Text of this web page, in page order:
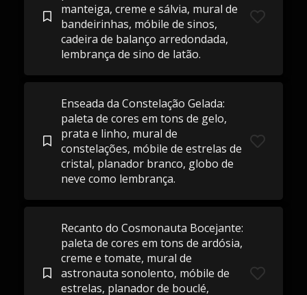
manteiga, creme e sálvia, mural de
bandeirinhas, móbile de sinos,
cadeira de balanço arredondada,
lembrança de sino de latão.
Enseada da Constelação Gelada:
paleta de cores em tons de gelo,
prata e linho, mural de
constelações, móbile de estrelas de
cristal, planador branco, globo de
neve como lembrança.
Recanto do Cosmonauta Bocejante:
paleta de cores em tons de ardósia,
creme e tomate, mural de
astronauta sonolento, móbile de
estrelas, planador de bouclé,